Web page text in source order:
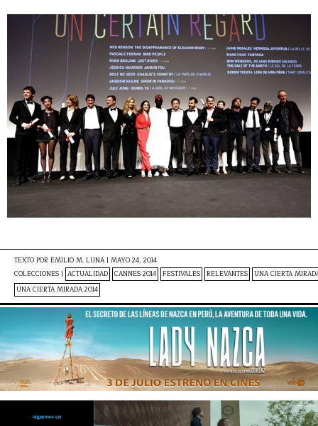
TEXTO POR EMILIO M. LUNA | MAYO 24, 2014
COLECCIONES | ACTUALIDAD CANNES 2014 FESTIVALES RELEVANTES UNA CIERTA
UNA CIERTA MIRADA 2014